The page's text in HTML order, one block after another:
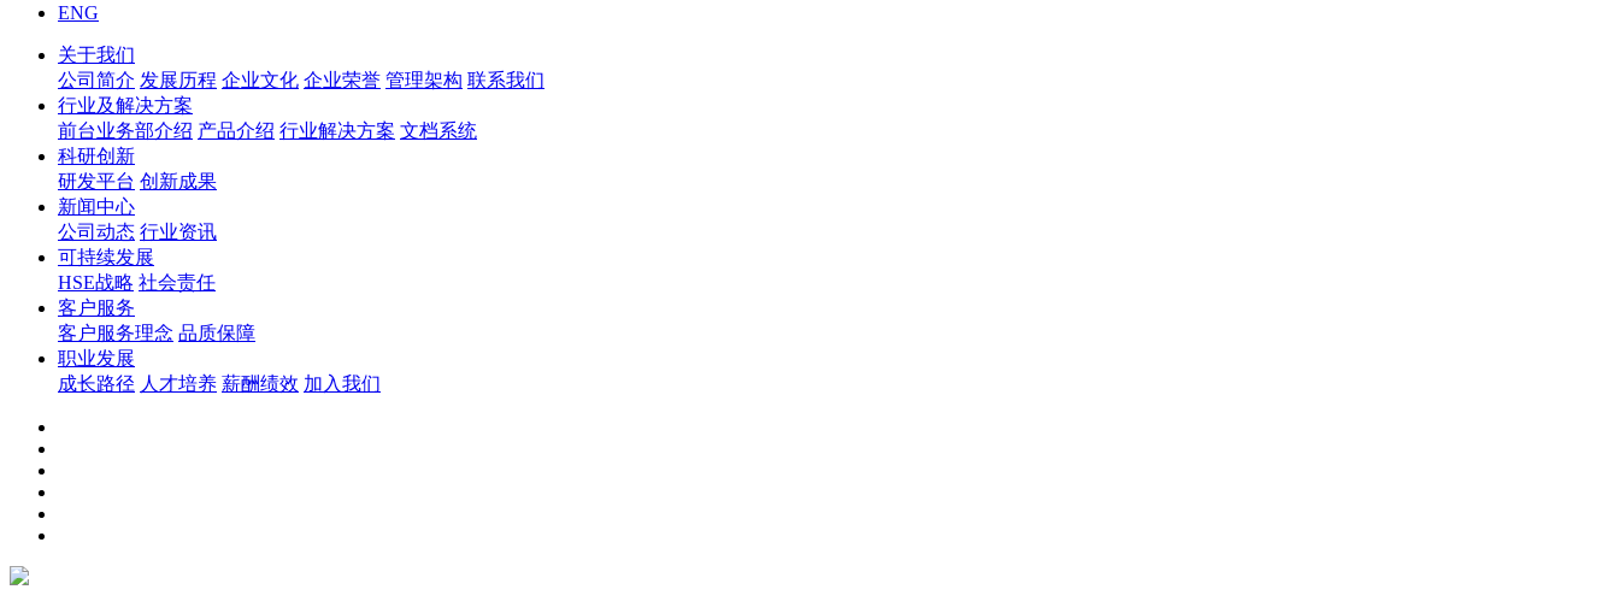
ENG
关于我们
公司简介 发展历程 企业文化 企业荣誉 管理架构 联系我们
行业及解决方案
前台业务部介绍 产品介绍 行业解决方案 文档系统
科研创新
研发平台 创新成果
新闻中心
公司动态 行业资讯
可持续发展
HSE战略 社会责任
客户服务
客户服务理念 品质保障
职业发展
成长路径 人才培养 薪酬绩效 加入我们